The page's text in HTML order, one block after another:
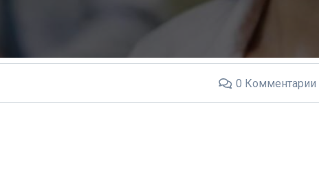
0 Комментарии